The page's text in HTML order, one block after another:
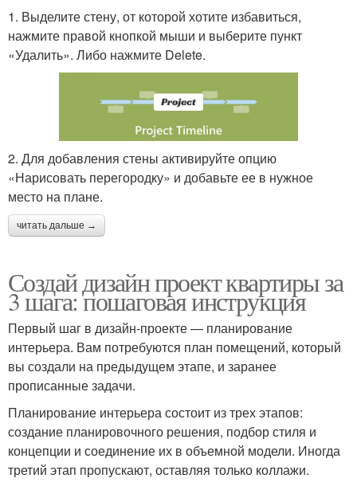
1. Выделите стену, от которой хотите избавиться,
нажмите правой кнопкой мыши и выберите пункт
«Удалить». Либо нажмите Delete.
2. Для добавления стены активируйте опцию
«Нарисовать перегородку» и добавьте ее в нужное
место на плане.
читать дальше →
Создай дизайн проект квартиры за
3 шага: пошаговая инструкция
Первый шаг в дизайн-проекте — планирование
интерьера. Вам потребуются план помещений, который
вы создали на предыдущем этапе, и заранее
прописанные задачи.
Планирование интерьера состоит из трех этапов:
создание планировочного решения, подбор стиля и
концепции и соединение их в объемной модели. Иногда
третий этап пропускают, оставляя только коллажи.